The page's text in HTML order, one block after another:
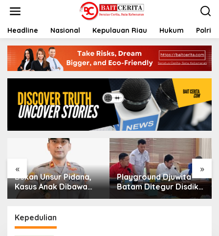
t
Headline Nasional Kepulauan Riau Hukum Polri
« »
Bukan Unsur Pidana,
Kasus Anak Dibawa
Tanpa Izin di Lubuk
Playground Djuwita
Batam Ditegur Disdik,
Komisi IV DPRD
Kepedulian